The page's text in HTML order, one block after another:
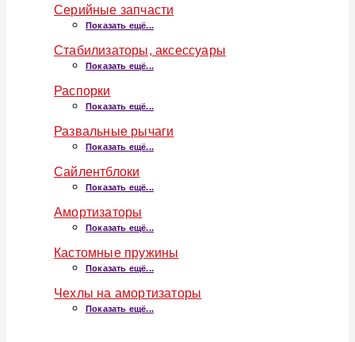
Серийные запчасти
Показать ещё...
Стабилизаторы, аксессуары
Показать ещё...
Распорки
Показать ещё...
Развальные рычаги
Показать ещё...
Сайлентблоки
Показать ещё...
Амортизаторы
Показать ещё...
Кастомные пружины
Показать ещё...
Чехлы на амортизаторы
Показать ещё...